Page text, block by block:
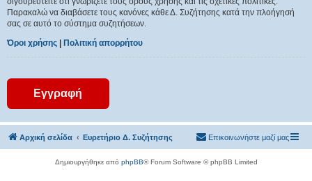
Παρακαλώ να διαβάσετε τους κανόνες κάθε Δ. Συζήτησης κατά την πλοήγησή
σας σε αυτό το σύστημα συζητήσεων.
Όροι χρήσης
Πολιτική απορρήτου
Εγγραφή
Αρχική σελίδα Ευρετήριο Δ. Συζήτησης Επικοινωνήστε μαζί μας
Δημιουργήθηκε από phpBB® Forum Software © phpBB Limited